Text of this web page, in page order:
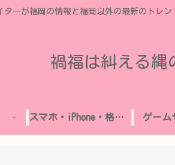
ターが福岡の情報と福岡以外の最新のトレン
禍福は糾える縄
スマホ・iPhone・格安SIM ゲーム